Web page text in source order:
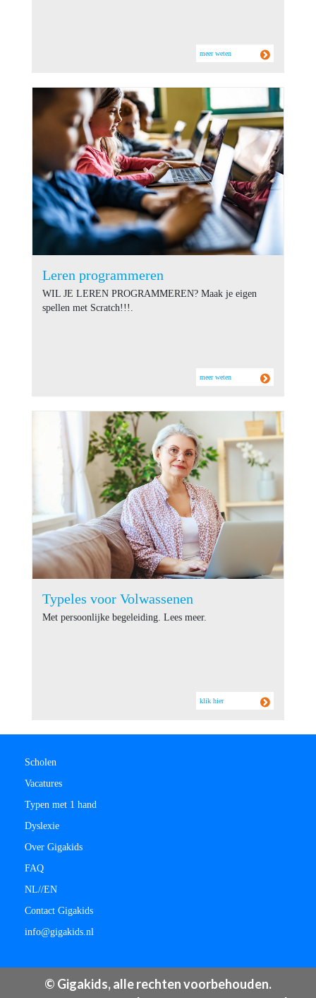
meer weten
Leren programmeren
WIL JE LEREN PROGRAMMEREN? Maak je eigen
spellen met Scratch!!!.
meer weten
Typeles voor Volwassenen
Met persoonlijke begeleiding. Lees meer.
klik hier
Scholen
Vacatures
Typen met 1 hand
Dyslexie
Over Gigakids
FAQ
NL//EN
Contact Gigakids
info@gigakids.nl
© Gigakids, alle rechten voorbehouden.